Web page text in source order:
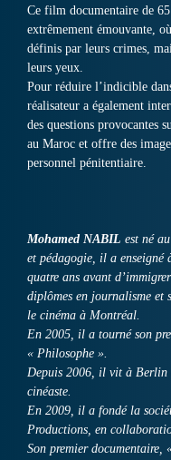
Ce film documentaire de
extrêmement émouvante,
définis par leurs crimes,
leurs yeux.
Pour réduire l’indicible
réalisateur a également
des questions provocantes
au Maroc et offre des
personnel pénitentiaire.
Mohamed NABIL est né
et pédagogie, il a enseigné
quatre ans avant
diplômes en journalisme et
le cinéma à Montréal.
En 2005, il a tourné son
« Philosophe ».
Depuis 2006, il vit à Berlin
cinéaste.
En 2009, il a fondé la
Productions, en
Son premier documentaire,